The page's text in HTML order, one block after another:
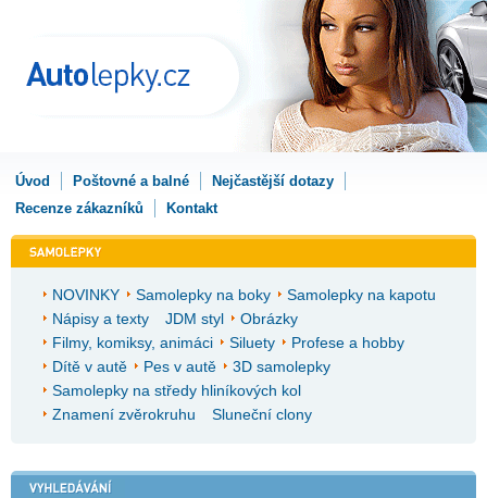
Úvod Poštovné a balné
Nejčastější dotazy
Recenze zákazníků
Kontakt
NOVINKY Samolepky na boky
Samolepky na kapotu
Nápisy a texty
JDM styl
Obrázky
Filmy, komiksy, animáci
Siluety
Profese a hobby
Dítě v autě
Pes v autě
3D samolepky
Samolepky na středy hliníkových kol
Znamení zvěrokruhu
Sluneční clony